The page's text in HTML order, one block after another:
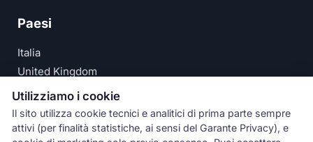
Paesi
Italia
United Kingdom
Deutschland
España
Utilizziamo i cookie
Il sito utilizza cookie tecnici e analitici di prima parte sempre
attivi (per finalità statistiche, ai sensi del Garante Privacy), e